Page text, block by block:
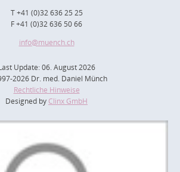
T +41 (0)32 636 25 25
F +41 (0)32 636 50 66
info@muench.ch
Update: 06. August 2026
2026 Dr. med. Daniel Münch
Rechtliche Hinweise
Designed by Clinx GmbH